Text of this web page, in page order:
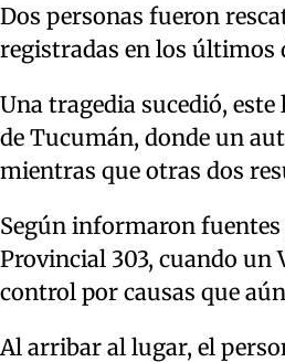
Dos personas fueron
registradas en los últimos
Una tragedia sucedió, este
de Tucumán, donde un
mientras que otras dos
Según informaron fuentes
Provincial 303, cuando un
control por causas que
Al arribar al lugar, el